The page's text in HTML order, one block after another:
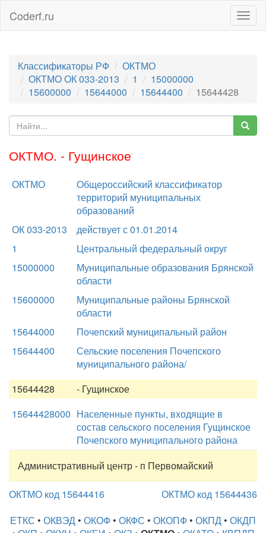
Coderf.ru
Классификаторы РФ
ОКТМО
ОКТМО ОК 033-2013
1
15000000
15600000
15644000 15644400 15644428
ОКТМО. - Гущинское
ОКТМО
Общероссийский классификатор
территорий муниципальных
образований
ОК 033-2013
действует с 01.01.2014
1
Центральный федеральный округ
15000000
Муниципальные образования Брянской
области
15600000
Муниципальные районы Брянской
области
15644000
Почепский муниципальный район
15644400
Сельские поселения Почепского
муниципального района/
15644428
- Гущинское
15644428000 Населенные пункты, входящие в
состав сельского поселения Гущинское
Почепского муниципального района
Административный центр - п Первомайский
ОКТМО код 15644416
ОКТМО код 15644436
ЕТКС • ОКВЭД • ОКОФ • ОКФС • ОКОПФ • ОКПД • ОКДП